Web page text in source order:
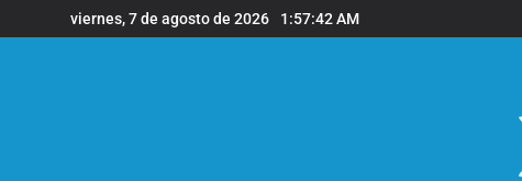
al
viernes, 7 de agosto de 2026 1:57:43 AM